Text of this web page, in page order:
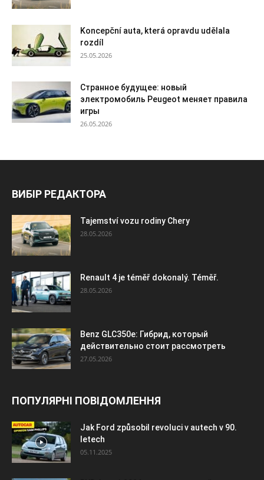
Koncepční auta, která opravdu udělala
rozdíl
25.05.2026
Странное будущее: новый
электромобиль Peugeot меняет правила
игры
26.05.2026
ВИБІР РЕДАКТОРА
Tajemství vozu rodiny Chery
28.05.2026
Renault 4 je téměř dokonalý. Téměř.
28.05.2026
Benz GLC350e: Гибрид, который
действительно стоит рассмотреть
27.05.2026
ПОПУЛЯРНІ ПОВІДОМЛЕННЯ
Jak Ford způsobil revoluci v autech v 90.
letech
05.11.2025